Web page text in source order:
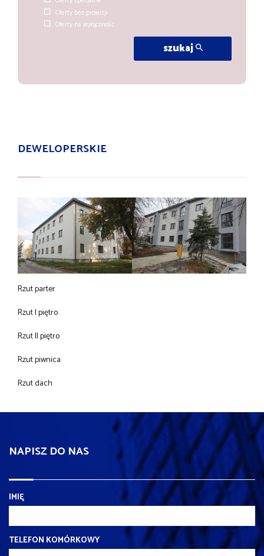
Oferty bez prowizji
Oferty na wyłączność
szukaj
DEWELOPERSKIE
Rzut parter
Rzut I piętro
Rzut II piętro
Rzut piwnica
Rzut dach
NAPISZ DO NAS
IMIĘ
TELEFON KOMÓRKOWY